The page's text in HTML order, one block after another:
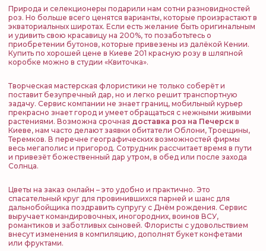
Природа и селекционеры подарили нам сотни разновидностей
роз. Но больше всего ценятся варианты, которые произрастают в
экваториальных широтах. Если есть желание быть оригинальным
и удивить свою красавицу на 200%, то позаботьтесь о
приобретении бутонов, которые привезены из далёкой Кении.
Купить по хорошей цене в Киеве 201 красную розу в шляпной
коробке можно в студии «Квиточка».
Творческая мастерская флористики не только соберёт и
поставит безупречный дар, но и легко решит транспортную
задачу. Сервис компании не знает границ, мобильный курьер
прекрасно знает город и умеет обращаться с нежными живыми
растениями. Возможна срочная доставка роз на Печерск в
Киеве, нам часто делают заявки обитатели Облони, Троещины,
Теремков. В перечне географических возможностей фирмы
весь мегаполис и пригород. Сотрудник рассчитает время в пути
и привезёт божественный дар утром, в обед или после захода
Солнца.
Цветы на заказ онлайн – это удобно и практично. Это
спасательный круг для провинившихся парней и шанс для
дальнобойщика поздравить супругу с Днём рождения. Сервис
выручает командировочных, иногородних, воинов ВСУ,
романтиков и заботливых сыновей. Флористы с удовольствием
внесут изменения в компиляцию, дополнят букет конфетами
или фруктами.